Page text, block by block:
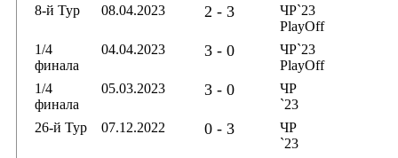
8-й Тур
08.04.2023 2 - 3
ЧР`23
PlayOff
1/4
финала
04.04.2023 3 - 0
ЧР`23
PlayOff
1/4
финала
05.03.2023 3 - 0
ЧР
`23
26-й Тур
07.12.2022 0 - 3
ЧР
`23